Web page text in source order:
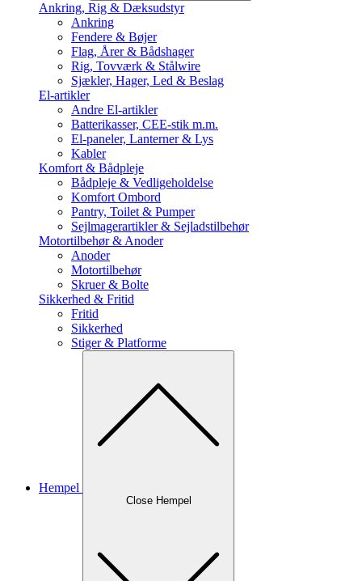
Ankring, Rig & Dæksudstyr
Ankring
Fendere & Bøjer
Flag, Årer & Bådshager
Rig, Tovværk & Stålwire
Sjækler, Hager, Led & Beslag
El-artikler
Andre El-artikler
Batterikasser, CEE-stik m.m.
El-paneler, Lanterner & Lys
Kabler
Komfort & Bådpleje
Bådpleje & Vedligeholdelse
Komfort Ombord
Pantry, Toilet & Pumper
Sejlmagerartikler & Sejladstilbehør
Motortilbehør & Anoder
Anoder
Motortilbehør
Skruer & Bolte
Sikkerhed & Fritid
Fritid
Sikkerhed
Stiger & Platforme
Hempel
Close Hempel